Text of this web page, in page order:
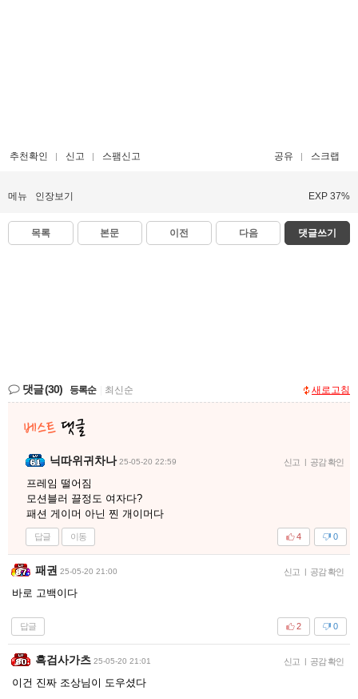
추천확인 신고 스팸신고 공유 스크랩
메뉴 인장보기 EXP 37%
목록 본문 이전 다음 댓글쓰기
댓글(30) 등록순 최신순 새로고침
닉따위귀차나 25-05-20 22:59 신고 | 공감 확인
프레임 떨어짐
모션블러 끌정도 여자다?
패션 게이머 아닌 찐 개이머다
답글 이동 0
4
패권 25-05-20 21:00 신고 | 공감 확인
바로 고백이다
답글 0
2
흑검사가츠 25-05-20 21:01 신고 | 공감 확인
이건 진짜 조상님이 도우셨다